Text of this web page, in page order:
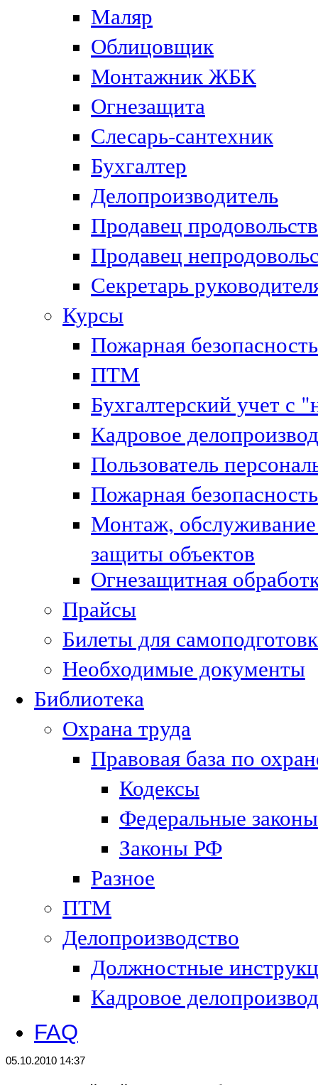
Маляр
Облицовщик
Монтажник ЖБК
Огнезащита
Слесарь-сантехник
Бухгалтер
Делопроизводитель
Продавец
Продавец
Секретарь
Курсы
Пожарная безопасность
ПТМ
Бухгалтерский учет с
Кадровое
Пользователь
Пожарная
Монтаж,
защиты объектов
Огнезащитная
Прайсы
Билеты для
Необходимые документы
Библиотека
Охрана труда
Правовая база по
Кодексы
Федеральные законы
Законы РФ
Разное
ПТМ
Делопроизводство
Должностные
Кадровое
FAQ
05.10.2010 14:37